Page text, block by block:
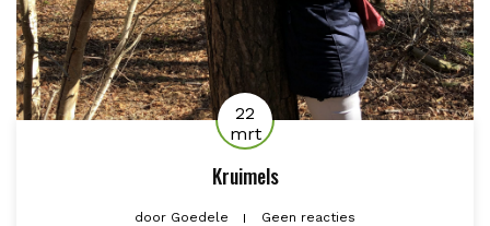
22
mrt
Kruimels
door Goedele Geen reacties